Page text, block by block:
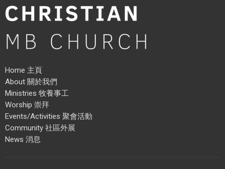
Home 主頁
About 關於我們
Ministries 牧養事工
Worship 崇拜
Events/Activities 聚會活動
Community 社區外展
News 消息